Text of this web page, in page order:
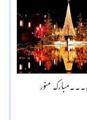
منور